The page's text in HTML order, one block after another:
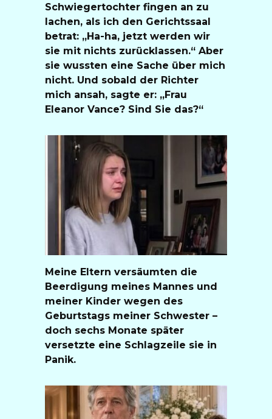
Schwiegertochter fingen an zu
lachen, als ich den Gerichtssaal
betrat: „Ha-ha, jetzt werden wir
sie mit nichts zurücklassen.“ Aber
sie wussten eine Sache über mich
nicht. Und sobald der Richter
mich ansah, sagte er: „Frau
Eleanor Vance? Sind Sie das?“
Meine Eltern versäumten die
Beerdigung meines Mannes und
meiner Kinder wegen des
Geburtstags meiner Schwester –
doch sechs Monate später
versetzte eine Schlagzeile sie in
Panik.